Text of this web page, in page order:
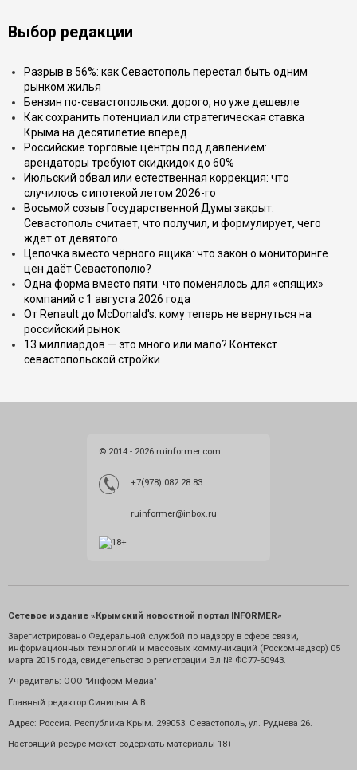
Выбор редакции
Разрыв в 56%: как Севастополь перестал быть одним
рынком жилья
Бензин по-севастопольски: дорого, но уже дешевле
Как сохранить потенциал или стратегическая ставка
Крыма на десятилетие вперёд
Российские торговые центры под давлением:
арендаторы требуют скидкидок до 60%
Июльский обвал или естественная коррекция: что
случилось с ипотекой летом 2026-го
Восьмой созыв Государственной Думы закрыт.
Севастополь считает, что получил, и формулирует, чего
ждёт от девятого
Цепочка вместо чёрного ящика: что закон о мониторинге
цен даёт Севастополю?
Одна форма вместо пяти: что поменялось для «спящих»
компаний с 1 августа 2026 года
От Renault до McDonald's: кому теперь не вернуться на
российский рынок
13 миллиардов — это много или мало? Контекст
севастопольской стройки
© 2014 - 2026 ruinformer.com
+7(978) 082 28 83
ruinformer@inbox.ru
Сетевое издание «Крымский новостной портал INFORMER»
Зарегистрировано Федеральной службой по надзору в сфере связи,
информационных технологий и массовых коммуникаций (Роскомнадзор) 05
марта 2015 года, свидетельство о регистрации Эл № ФС77-60943.
Учредитель: ООО "Информ Медиа"
Главный редактор Синицын А.В.
Адрес: Россия. Республика Крым. 299053. Севастополь, ул. Руднева 26.
Настоящий ресурс может содержать материалы 18+